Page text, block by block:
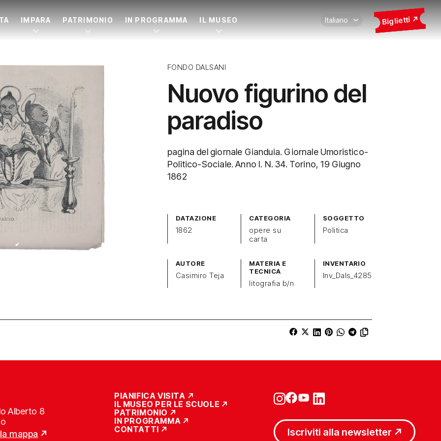
IMPARA PATRIMONIO IN PROGRAMMA IL MUSEO Biglietti
FONDO DALSANI
Nuovo figurino del
paradiso
pagina del giornale Gianduia. Giornale Umoristico-
Politico-Sociale. Anno I. N. 34. Torino, 19 Giugno
1862
DATAZIONE
1862
CATEGORIA
opere su
carta
SOGGETTO
Politica
AUTORE
Casimiro Teja
MATERIA E
TECNICA
litografia b/n
INVENTARIO
Inv_Dals_4285
Alberto 8
mappa
PIANIFICA VISITA
IL MUSEO PER LE SCUOLE
PATRIMONIO
IN PROGRAMMA
CONTATTI
Iscriviti alla newsletter